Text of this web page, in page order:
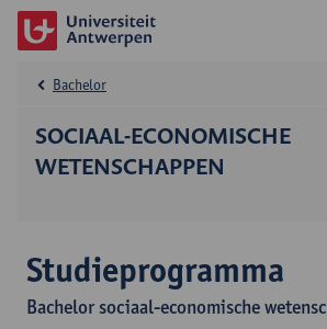
SOCIAAL-ECONOMISCHE
WETENSCHAPPEN
Bachelor
Studieprogramma
Bachelor sociaal-economische